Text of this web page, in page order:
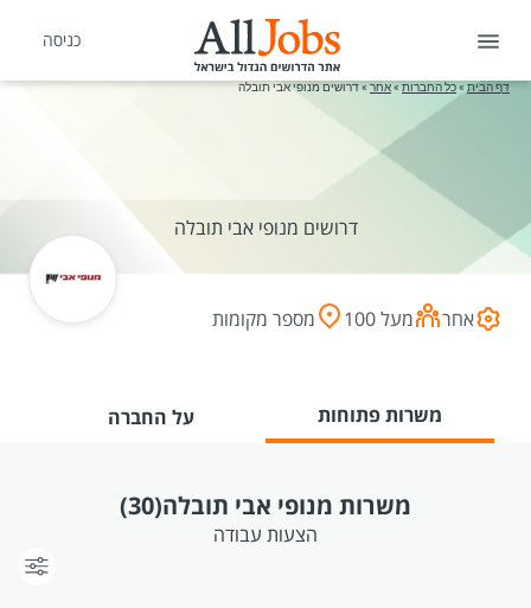
כניסה
דף הבית »כל החברות »אחר »דרושים מנופי אבי תובלה
דרושים מנופי אבי תובלה
אחר מעל 100 מספר מקומות
משרות פתוחות על החברה
משרות מנופי אבי תובלה(30)
הצעות עבודה